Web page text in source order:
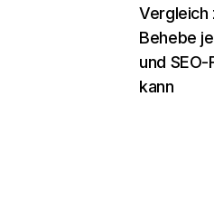
Vergleich
Behebe
und
kann